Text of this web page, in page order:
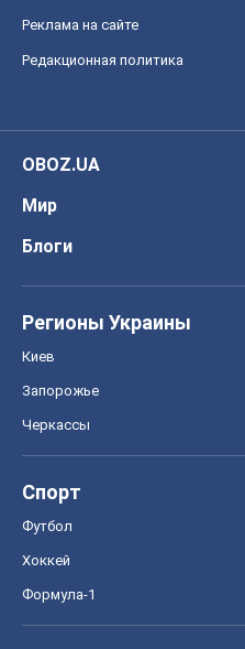
Реклама на сайте
Редакционная политика
OBOZ.UA
Мир
Блоги
Регионы Украины
Киев
Запорожье
Черкассы
Спорт
Футбол
Хоккей
Формула-1